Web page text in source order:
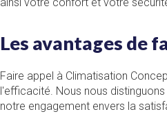
Les avantages de
Faire appel à Climatisation
l'efficacité. Nous nous
notre engagement envers la